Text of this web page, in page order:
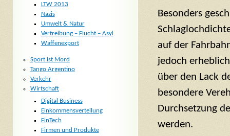
Besonders
auf der
jedoch
über den Lack
besondere
Durchsetzung
werden.
LTW 2013
Nazis
Umwelt & Natur
Vertreibung – Flucht – Asyl
Waffenexport
Sport ist Mord
Tango Argentino
Verkehr
Wirtschaft
Digital Business
Einkommensverteilung
FinTech
Firmen und Produkte